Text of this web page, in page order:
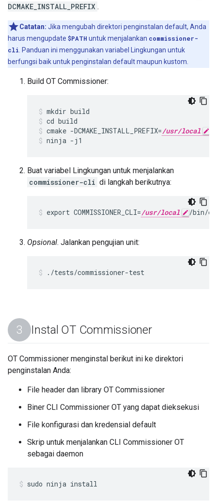
DCMAKE_INSTALL_PREFIX .
Catatan: Jika mengubah direktori penginstalan default, Anda
harus mengupdate $PATH untuk menjalankan commissioner-
cli . Panduan ini menggunakan variabel Lingkungan untuk
berfungsi baik untuk penginstalan default maupun kustom.
Build OT Commissioner:
mkdir build
cd build
cmake -DCMAKE_INSTALL_PREFIX=/usr/local
ninja -j1
Buat variabel Lingkungan untuk menjalankan
commissioner-cli di langkah berikutnya:
export COMMISSIONER_CLI=/usr/local /bin/
Opsional. Jalankan pengujian unit:
./tests/commissioner-test
Instal OT Commissioner
OT Commissioner menginstal berikut ini ke direktori
penginstalan Anda:
File header dan library OT Commissioner
Biner CLI Commissioner OT yang dapat dieksekusi
File konfigurasi dan kredensial default
Skrip untuk menjalankan CLI Commissioner OT
sebagai daemon
sudo ninja install